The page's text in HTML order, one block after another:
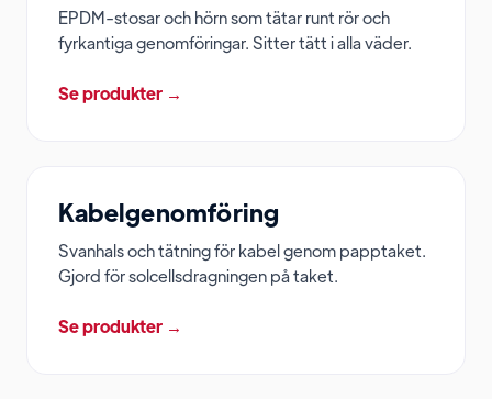
EPDM-stosar och hörn som tätar runt rör och
fyrkantiga genomföringar. Sitter tätt i alla väder.
Se produkter →
Kabelgenomföring
Svanhals och tätning för kabel genom papptaket.
Gjord för solcellsdragningen på taket.
Se produkter →